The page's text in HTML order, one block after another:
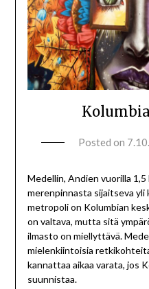
Posted on
Medellin, Andien vuorilla
merenpinnasta sijaitseva yli
metropoli on Kolumbian
on valtava, mutta sitä
ilmasto on miellyttävä.
mielenkiintoisia
kannattaa aikaa varata, jos
suunnistaa.